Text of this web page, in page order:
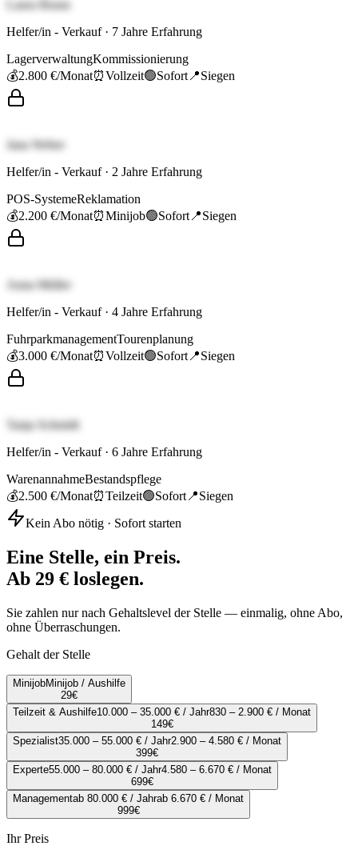
Laura Braun
Helfer/in - Verkauf· 7 Jahre Erfahrung
LagerverwaltungKommissionierung
💰2.800 €/Monat⏰Vollzeit🟢Sofort 📍Siegen
Jana Weber
Helfer/in - Verkauf· 2 Jahre Erfahrung
POS-SystemeReklamation
💰2.200 €/Monat⏰Minijob🟢Sofort 📍Siegen
Anna Müller
Helfer/in - Verkauf· 4 Jahre Erfahrung
FuhrparkmanagementTourenplanung
💰3.000 €/Monat⏰Vollzeit🟢Sofort 📍Siegen
Tanja Schmidt
Helfer/in - Verkauf· 6 Jahre Erfahrung
WarenannahmeBestandspflege
💰2.500 €/Monat⏰Teilzeit🟢Sofort 📍Siegen
Kein Abo nötig · Sofort starten
Eine Stelle, ein Preis.
Ab 29 € loslegen.
Sie zahlen nur nach Gehaltslevel der Stelle — einmalig, ohne Abo,
ohne Überraschungen.
Gehalt der Stelle
MinijobMinijob / Aushilfe
29€
Teilzeit & Aushilfe10.000 – 35.000 € / Jahr830 – 2.900 € / Monat
149€
Spezialist35.000 – 55.000 € / Jahr2.900 – 4.580 € / Monat
399€
Experte55.000 – 80.000 € / Jahr4.580 – 6.670 € / Monat
699€
Managementab 80.000 € / Jahrab 6.670 € / Monat
999€
Ihr Preis